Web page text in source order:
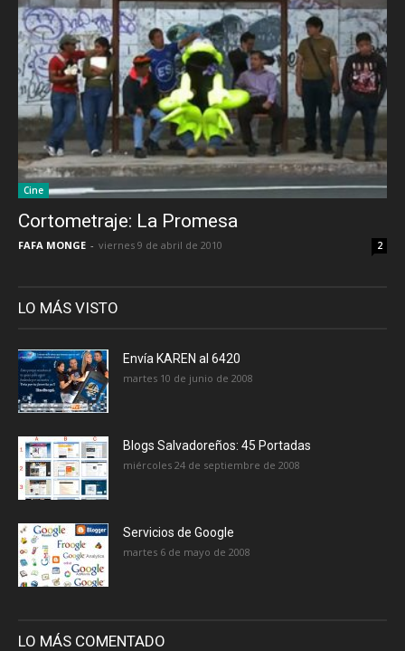
Cine
Cortometraje: La Promesa
FAFA MONGE - viernes 9 de abril de 2010 2
LO MÁS VISTO
Envía KAREN al 6420
martes 10 de junio de 2008
Blogs Salvadoreños: 45 Portadas
miércoles 24 de septiembre de 2008
Servicios de Google
martes 6 de mayo de 2008
LO MÁS COMENTADO